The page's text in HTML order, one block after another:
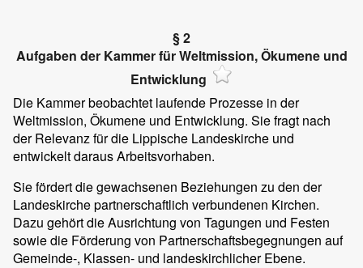
§ 2
Aufgaben der Kammer für Weltmission, Ökumene und
Entwicklung
Die Kammer beobachtet laufende Prozesse in der
Weltmission, Ökumene und Entwicklung. Sie fragt nach
der Relevanz für die Lippische Landeskirche und
entwickelt daraus Arbeitsvorhaben.
Sie fördert die gewachsenen Beziehungen zu den der
Landeskirche partnerschaftlich verbundenen Kirchen.
Dazu gehört die Ausrichtung von Tagungen und Festen
sowie die Förderung von Partnerschaftsbegegnungen auf
Gemeinde-, Klassen- und landeskirchlicher Ebene.